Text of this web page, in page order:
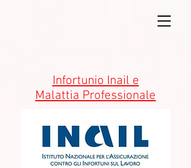
Infortunio Inail e
Malattia Professionale